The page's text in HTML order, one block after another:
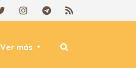
Ver más